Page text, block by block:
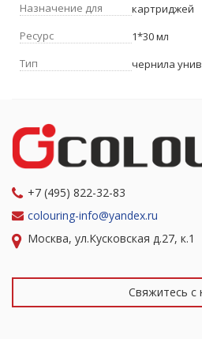
Назначение для
картриджей
Ресурс
1*30 мл
Тип
чернила
+7 (495) 822-32-83
colouring-info@yandex.ru
Москва, ул.Кусковская д.27, к.1
Свяжитесь с